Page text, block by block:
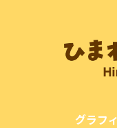
グラフ